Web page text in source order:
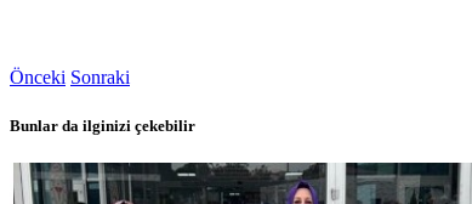
Önceki Sonraki
Bunlar da ilginizi çekebilir